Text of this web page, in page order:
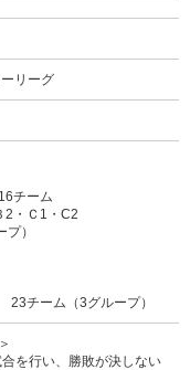
リーグ
チーム
2・Ｃ1・C2
）
23チーム（3グループ）
を行い、勝敗が決しない